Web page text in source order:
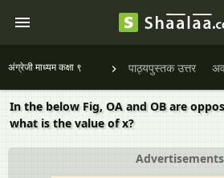
अंग्रेजी माध्यम कक्षा ९ पाठ्यपुस्तक उत्तर
In the below Fig, OA and OB are
what is the value of x?
Advertisements